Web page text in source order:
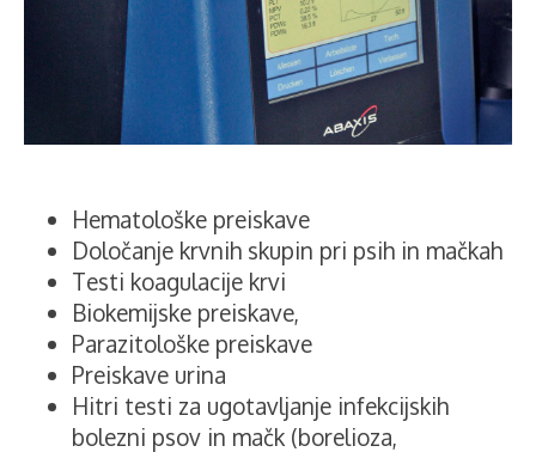
Hematološke preiskave
Določanje krvnih skupin pri psih in mačkah
Testi koagulacije krvi
Biokemijske preiskave,
Parazitološke preiskave
Preiskave urina
Hitri testi za ugotavljanje infekcijskih
bolezni psov in mačk (borelioza,